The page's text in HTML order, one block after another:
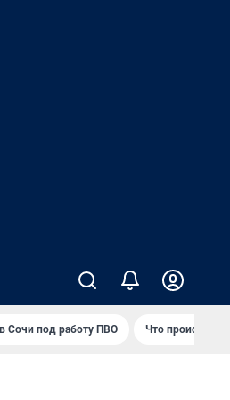
Сочи под работу ПВО Что происходит